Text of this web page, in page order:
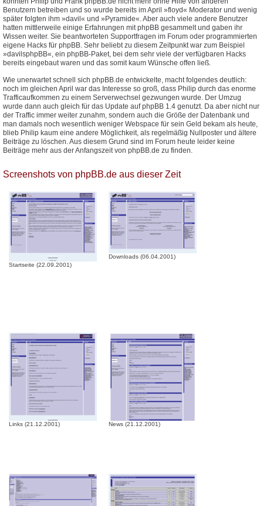
Benutzern betreiben und so wurde bereits im April »floyd« Moderator und wenig
später folgten ihm »davil« und »Pyramide«. Aber auch viele andere Benutzer
hatten mittlerweile einige Erfahrungen mit phpBB gesammelt und gaben ihr
Wissen weiter. Sie beantworteten Supportfragen im Forum oder programmierten
eigene Hacks für phpBB. Sehr beliebt zu diesem Zeitpunkt war zum Beispiel
»davilsphpBB«, ein phpBB-Paket, bei dem sehr viele der verfügbaren Hacks
bereits eingebaut waren und das somit kaum Wünsche offen ließ.
Wie unerwartet schnell sich phpBB.de entwickelte, macht folgendes deutlich:
noch im gleichen April war das Interesse so groß, dass Philip durch das enorme
Trafficaufkommen zu einem Serverwechsel gezwungen wurde. Der Umzug
wurde dann auch gleich für das Update auf phpBB 1.4 genutzt. Da aber nicht nur
der Traffic immer weiter zunahm, sondern auch die Größe der Datenbank und
man damals noch wesentlich weniger Webspace für sein Geld bekam als heute,
blieb Philip kaum eine andere Möglichkeit, als regelmäßig Nullposter und ältere
Beiträge zu löschen. Aus diesem Grund sind im Forum heute leider keine
Beiträge mehr aus der Anfangszeit von phpBB.de zu finden.
Screenshots von phpBB.de aus dieser Zeit
Startseite (22.09.2001)
Downloads (06.04.2001)
Links (21.12.2001) News (21.12.2001)